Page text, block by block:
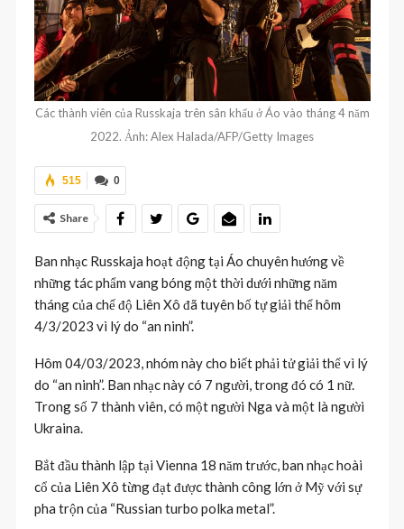
Các thành viên của Russkaja trên sân khấu ở Áo vào tháng 4 năm
2022. Ảnh: Alex Halada/AFP/Getty Images
0
515
Share
Ban nhạc Russkaja hoạt động tại Áo chuyên hướng về
những tác phẩm vang bóng một thời dưới những năm
tháng của chế độ Liên Xô đã tuyên bố tự giải thể hôm
4/3/2023 vì lý do “an ninh”.
Hôm 04/03/2023, nhóm này cho biết phải tử giải thể vì lý
do “an ninh”. Ban nhạc này có 7 người, trong đó có 1 nữ.
Trong số 7 thành viên, có một người Nga và một là người
Ukraina.
Bắt đầu thành lập tại Vienna 18 năm trước, ban nhạc hoài
cổ của Liên Xô từng đạt được thành công lớn ở Mỹ với sự
pha trộn của “Russian turbo polka metal”.